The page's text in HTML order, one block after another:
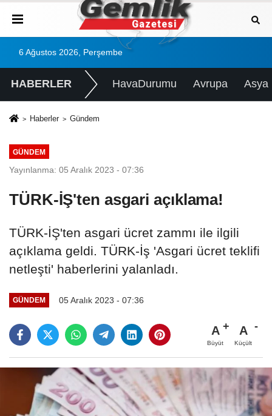
6 Ağustos 2026, Perşembe
HABERLER HavaDurumu Avrupa Asya
Haberler Gündem
GÜNDEM
Yayınlanma: 05 Aralık 2023 - 07:36
TÜRK-İŞ'ten asgari açıklama!
TÜRK-İŞ'ten asgari ücret zammı ile ilgili
açıklama geldi. TÜRK-İş 'Asgari ücret teklifi
netleşti' haberlerini yalanladı.
GÜNDEM 05 Aralık 2023 - 07:36
A
Büyüt
A
Küçült